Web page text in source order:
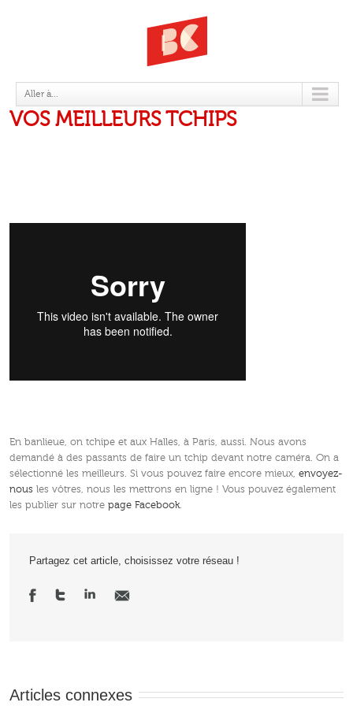
Aller à...
VOS MEILLEURS TCHIPS
En banlieue, on tchipe et aux Halles, à Paris, aussi. Nous avons
demandé à des passants de faire un tchip devant notre caméra. On a
sélectionné les meilleurs. Si vous pouvez faire encore mieux, envoyez-
nous les vôtres, nous les mettrons en ligne ! Vous pouvez également
les publier sur notre page Facebook.
Partagez cet article, choisissez votre réseau !
Articles connexes